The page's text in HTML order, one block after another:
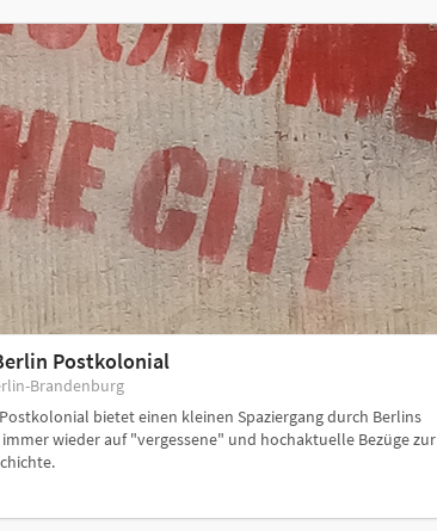
Postkolonial
Brandenburg
bietet einen kleinen Spaziergang durch Berlins
wieder auf "vergessene" und hochaktuelle Bezüge zur